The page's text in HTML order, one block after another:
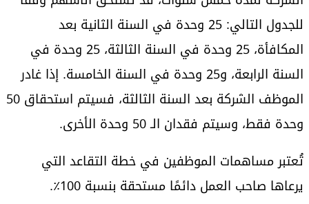
للجدول التالي: 25 وحدة في السنة الثانية بعد
المكافأة، 25 وحدة في السنة الثالثة، 25 وحدة في
السنة الرابعة، و25 وحدة في السنة الخامسة. إذا غادر
الموظف الشركة بعد السنة الثالثة، فسيتم استحقاق 50
وحدة فقط، وسيتم فقدان الـ 50 وحدة الأخرى.
تُعتبر مساهمات الموظفين في خطة التقاعد التي
يرعاها صاحب العمل دائمًا مستحقة بنسبة 100٪.